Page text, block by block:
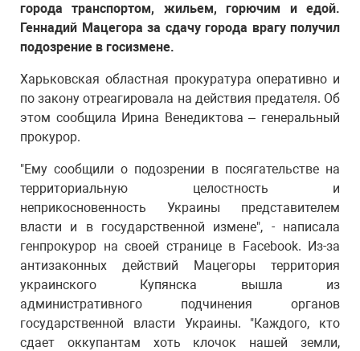
города транспортом, жильем, горючим и едой.
Геннадий Мацегора за сдачу города врагу получил
подозрение в госизмене.
Харьковская областная прокуратура оперативно и
по закону отреагировала на действия предателя. Об
этом сообщила Ирина Венедиктова – генеральный
прокурор.
"Ему сообщили о подозрении в посягательстве на
территориальную целостность и
неприкосновенность Украины представителем
власти и в государственной измене", - написала
генпрокурор на своей странице в Facebook. Из-за
антизаконных действий Мацегоры территория
украинского Купянска вышла из
административного подчинения органов
государственной власти Украины. "Каждого, кто
сдает оккупантам хоть клочок нашей земли,